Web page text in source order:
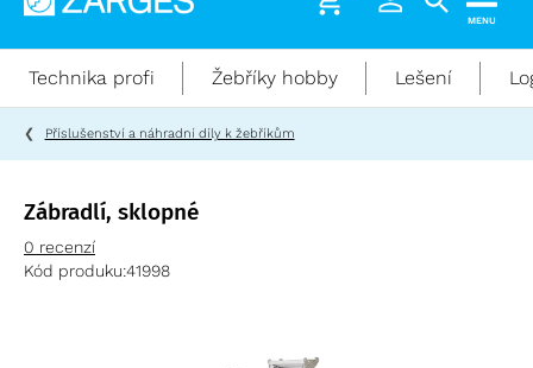
Technika
práci
výškách
MENU
Technika profi Žebříky hobby Lešení
Příslušenství a náhradní díly k žebříkům
Zábradlí, sklopné
0 recenzí
Kód produku:41998